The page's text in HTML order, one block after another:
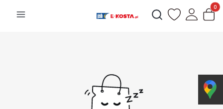
Otwórz wyszukiwarkę